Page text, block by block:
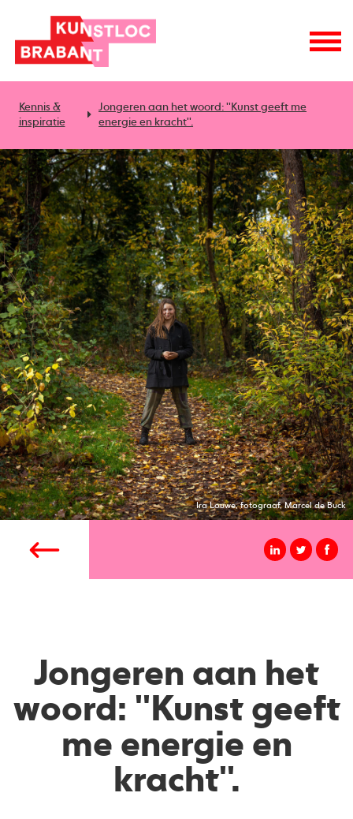
Kennis &
inspiratie
Jongeren aan het woord: ''Kunst geeft me
energie en kracht''.
Ira Louwe, fotograaf, Marcel de Buck
Jongeren aan het
woord: ''Kunst geeft
me energie en
kracht''.